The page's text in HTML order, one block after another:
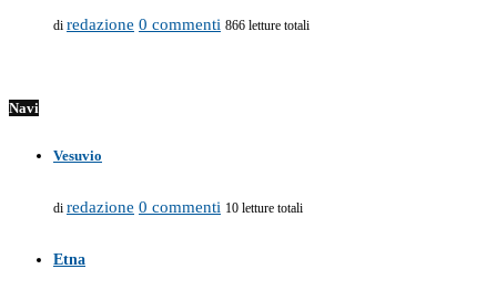
di redazione 0 commenti 866 letture totali
Navi
Vesuvio
di redazione 0 commenti 10 letture totali
Etna